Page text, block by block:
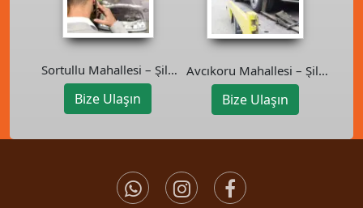
Sortullu Mahallesi – Şile
Oto Kurtarıcı
Bize Ulaşın
Avcıkoru Mahallesi – Şile
Oto Kurtarıcı
Bize Ulaşın